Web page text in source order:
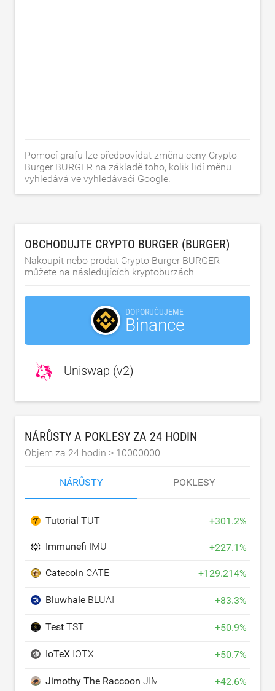
Pomocí grafu lze předpovídat změnu ceny Crypto
Burger BURGER na základě toho, kolik lidí měnu
vyhledává ve vyhledávači Google.
OBCHODUJTE CRYPTO BURGER (BURGER)
Nakoupit nebo prodat Crypto Burger BURGER
můžete na následujících kryptoburzách
DOPORUČUJEME
Binance
Uniswap (v2)
NÁRŮSTY A POKLESY ZA 24 HODIN
Objem za 24 hodin > 10000000
NÁRŮSTY POKLESY
Tutorial TUT +301.2%
Immunefi IMU +227.1%
Catecoin CATE +129.214%
Bluwhale BLUAI +83.3%
Test TST +50.9%
IoTeX IOTX +50.7%
Jimothy The Raccoon JIMOTHY +42.6%